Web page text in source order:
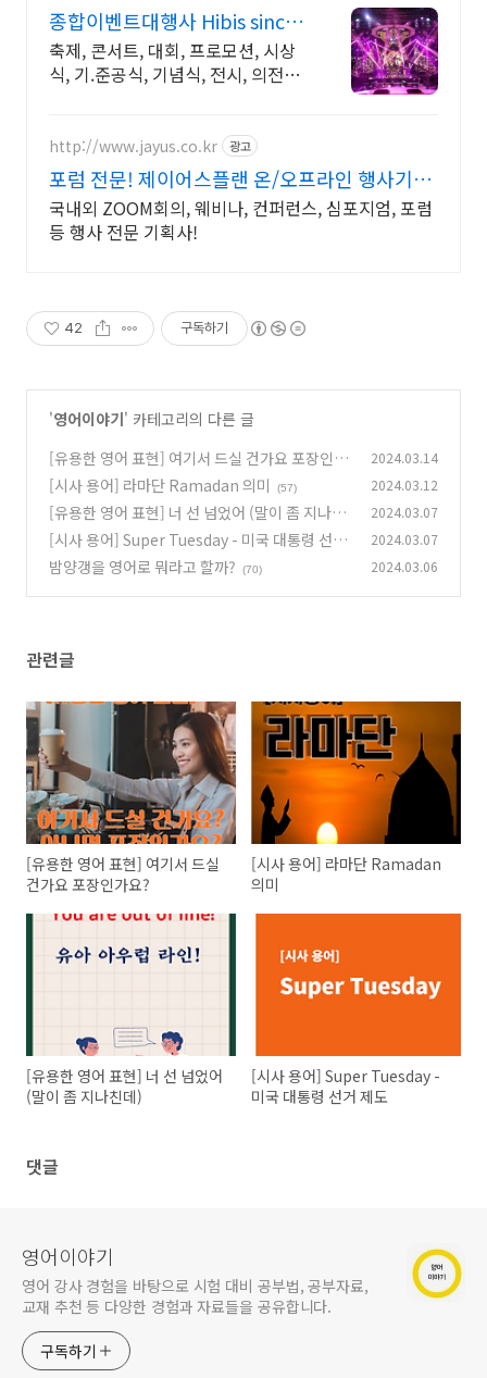
종합이벤트대행사 Hibis since
2000 행사대행
축제, 콘서트, 대회, 프로모션, 시상
식, 기.준공식, 기념식, 전시, 의전행
http://www.jayus.co.kr 광고
포럼 전문! 제이어스플랜 온/오프라인 행사기획
대행!
국내외 ZOOM회의, 웨비나, 컨퍼런스, 심포지엄, 포럼
등 행사 전문 기획사!
42 구독하기
'영어이야기' 카테고리의 다른 글
[유용한 영어 표현] 여기서 드실 건가요 포장인가
요?
(57)
2024.03.14
[시사 용어] 라마단 Ramadan 의미 (57) 2024.03.12
[유용한 영어 표현] 너 선 넘었어 (말이 좀 지나친
데)
(60)
2024.03.07
[시사 용어] Super Tuesday - 미국 대통령 선거
제도
(2)
2024.03.07
밤양갱을 영어로 뭐라고 할까? (70) 2024.03.06
관련글
[유용한 영어 표현] 여기서 드실
건가요 포장인가요?
[시사 용어] 라마단 Ramadan
의미
[유용한 영어 표현] 너 선 넘었어
(말이 좀 지나친데)
[시사 용어] Super Tuesday -
미국 대통령 선거 제도
댓글
영어이야기
영어 강사 경험을 바탕으로 시험 대비 공부법, 공부자료,
교재 추천 등 다양한 경험과 자료들을 공유합니다.
구독하기